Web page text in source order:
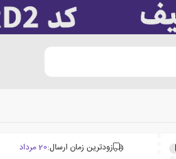
زودترین زمان ارسال:20 مرداد